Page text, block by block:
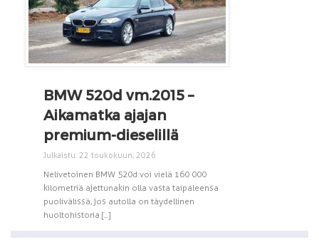
BMW 520d vm.2015 –
Aikamatka ajajan
premium-dieselillä
Julkaistu: 22 toukokuun, 2026
Nelivetoinen BMW 520d voi vielä 160 000
kilometriä ajettunakin olla vasta taipaleensa
puolivälissä, jos autolla on täydellinen
huoltohistoria [...]